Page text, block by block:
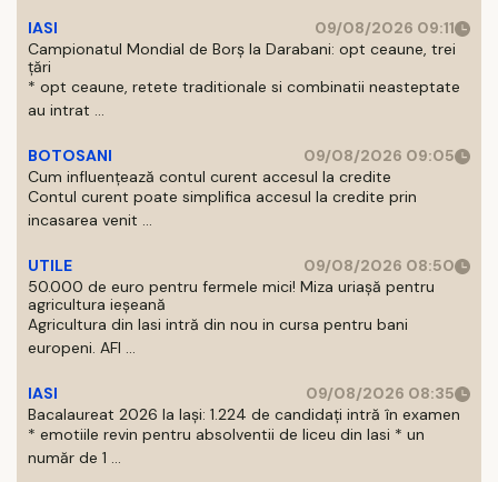
IASI
09/08/2026 09:11
Campionatul Mondial de Borș la Darabani: opt ceaune, trei
țări
* opt ceaune, retete traditionale si combinatii neasteptate
au intrat ...
BOTOSANI
09/08/2026 09:05
Cum influențează contul curent accesul la credite
Contul curent poate simplifica accesul la credite prin
incasarea venit ...
UTILE
09/08/2026 08:50
50.000 de euro pentru fermele mici! Miza uriașă pentru
agricultura ieșeană
Agricultura din Iasi intră din nou in cursa pentru bani
europeni. AFI ...
IASI
09/08/2026 08:35
Bacalaureat 2026 la Iași: 1.224 de candidați intră în examen
* emotiile revin pentru absolventii de liceu din Iasi * un
număr de 1 ...